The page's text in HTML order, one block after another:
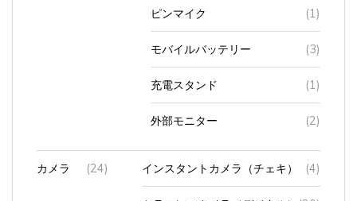
ピンマイク (1)
モバイルバッテリー (3)
充電スタンド (1)
外部モニター (2)
(24) インスタントカメラ（チェキ） (4)
ミラーレスカメラ（デジタル） (20)